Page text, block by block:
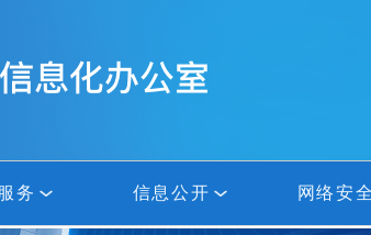
务 信息公开 网络安全